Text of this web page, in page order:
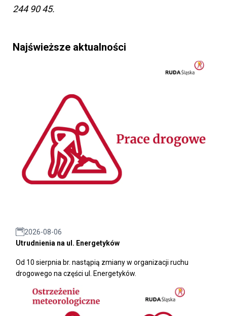
244 90 45.
Najświeższe aktualności
2026-08-06
Utrudnienia na ul. Energetyków
Od 10 sierpnia br. nastąpią zmiany w organizacji ruchu
drogowego na części ul. Energetyków.